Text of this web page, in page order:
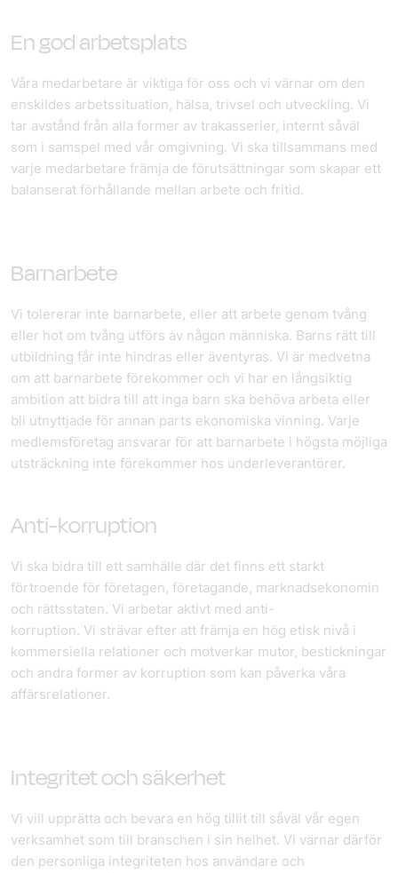
En god arbetsplats
Våra medarbetare är viktiga för oss och vi värnar om den
enskildes arbetssituation, hälsa, trivsel och utveckling. Vi
tar avstånd från alla former av trakasserier, internt såväl
som i samspel med vår omgivning. Vi ska tillsammans med
varje medarbetare främja de förutsättningar som skapar ett
balanserat förhållande mellan arbete och fritid.
Barnarbete
Vi tolererar inte barnarbete, eller att arbete genom tvång
eller hot om tvång utförs av någon människa. Barns rätt till
utbildning får inte hindras eller äventyras. Vi är medvetna
om att barnarbete förekommer och vi har en långsiktig
ambition att bidra till att inga barn ska behöva arbeta eller
bli utnyttjade för annan parts ekonomiska vinning. Varje
medlems­företag ansvarar för att barnarbete i högsta möjliga
utsträckning inte förekommer hos underleverantörer.
Anti-korruption
Vi ska bidra till ett samhälle där det finns ett starkt
förtroende för företagen, företagande, marknadsekonomin
och rättsstaten. Vi arbetar aktivt med anti-
korruption. Vi strävar efter att främja en hög etisk nivå i
kommersiella relationer och motverkar mutor, bestickningar
och andra former av korruption som kan påverka våra
affärsrelationer.
Integritet och säkerhet
Vi vill upprätta och bevara en hög tillit till såväl vår egen
verksamhet som till branschen i sin helhet. Vi värnar därför
den personliga integriteten hos användare och